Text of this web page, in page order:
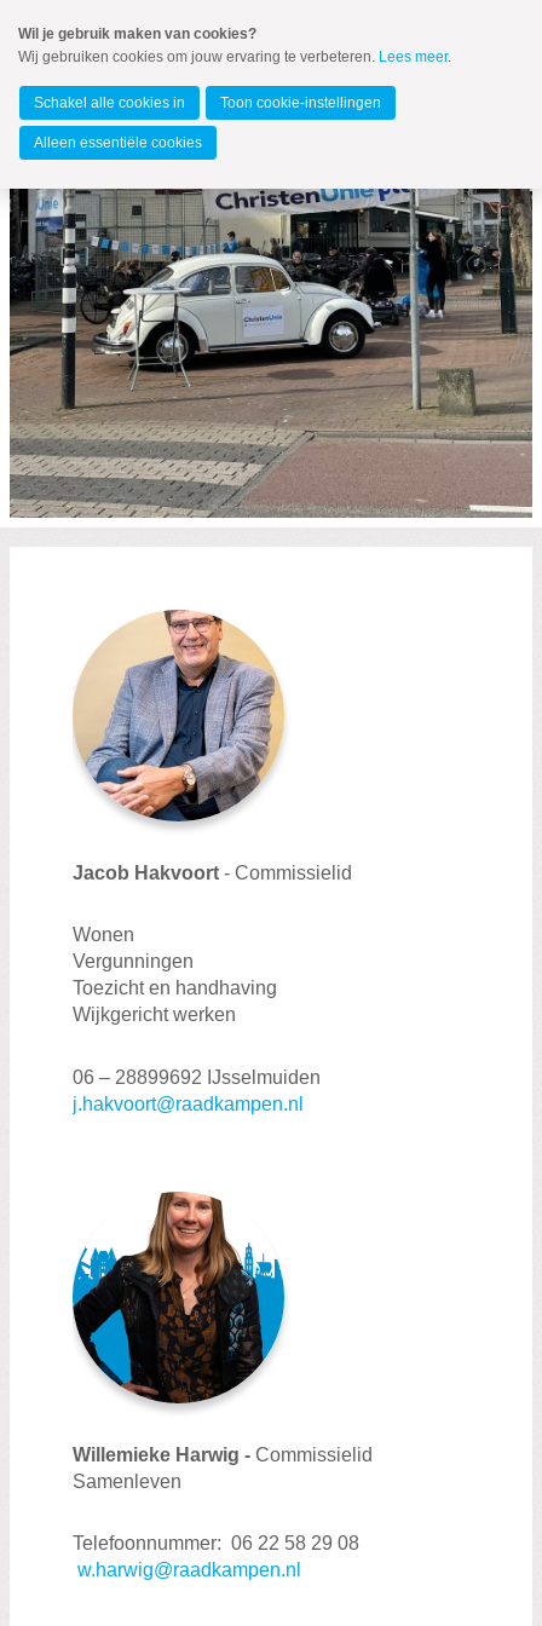
naar
Spring
de
inhoud
Spring
naar
hoofdmenu
Kampen
MENU
Fractie
Burgerraadsleden
Wethouder
Jongeren
Bestuur
Zoeken:
Burgerraadsleden
Jacob Hakvoort - Commissielid
Wonen
Vergunningen
Toezicht en handhaving
Wijkgericht werken
06 – 28899692 IJsselmuiden
j.hakvoort@raadkampen.nl
Willemieke Harwig - Commissielid
Samenleven
Telefoonnummer: 06 22 58 29 08
w.harwig@raadkampen.nl
Wil je gebruik maken van cookies?
Wij gebruiken cookies om jouw ervaring te verbeteren. Lees meer.
Schakel alle cookies in Toon cookie-instellingen
Alleen essentiële cookies